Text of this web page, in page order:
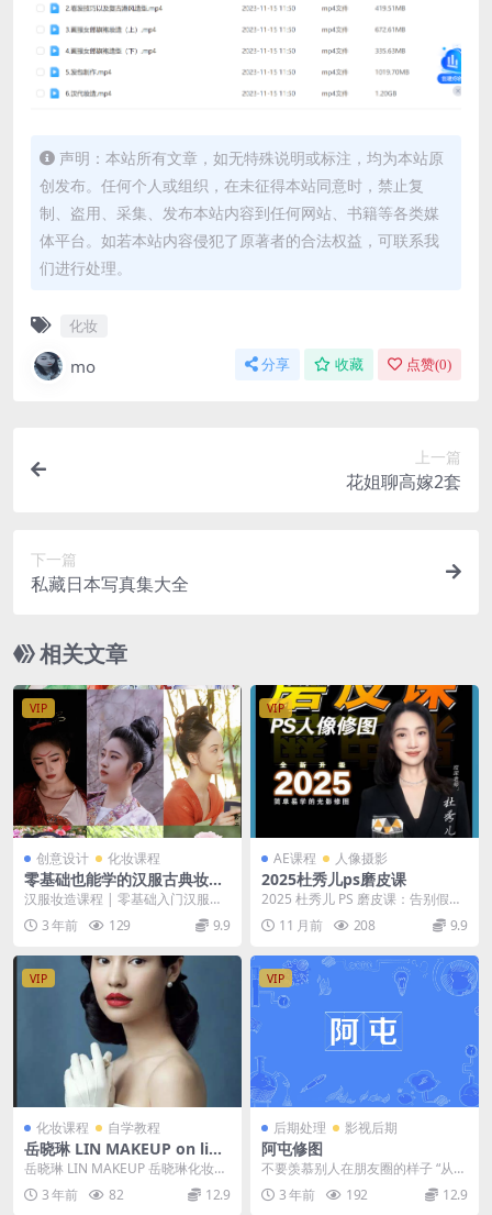
声明：本站所有文章，如无特殊说明或标注，均为本站原
创发布。任何个人或组织，在未征得本站同意时，禁止复
制、盗用、采集、发布本站内容到任何网站、书籍等各类媒
体平台。如若本站内容侵犯了原著者的合法权益，可联系我
们进行处理。
化妆
mo 分享 收藏 点赞(0)
上一篇
花姐聊高嫁2套
下一篇
私藏日本写真集大全
相关文章
VIP
创意设计 化妆课程
零基础也能学的汉服古典妆造
系统课_南宫芊茉
汉服妆造课程 | 零基础入门汉服妆
发造型 什么衣服搭配什么发型和妆
容？ 什么朝代...
3 年前 129 9.9
VIP
AE课程 人像摄影
2025杜秀儿ps磨皮课
2025 杜秀儿 PS 磨皮课：告别假面
感，修出原生好皮 还在为磨皮显
假、细节丢...
11 月前 208 9.9
VIP
化妆课程 自学教程
岳晓琳 LIN MAKEUP on line
专业线
岳晓琳 LIN MAKEUP 岳晓琳化妆造
型创始人 YUEXLIN彩妆创始人 知...
3 年前 82 12.9
VIP
后期处理 影视后期
阿屯修图
不要羡慕别人在朋友圈的样子 “从来
没有人叫过我P图怪，反而粉丝们对
我都很友好。”...
3 年前 192 12.9